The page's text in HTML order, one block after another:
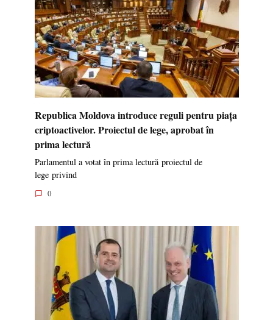
Republica Moldova introduce reguli pentru piața
criptoactivelor. Proiectul de lege, aprobat în
prima lectură
Parlamentul a votat în prima lectură proiectul de
lege privind
0